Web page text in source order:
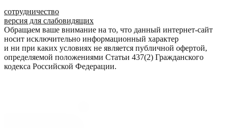
сотрудничество
версия для слабовидящих
Обращаем ваше внимание на то, что данный интернет-сайт
носит исключительно информационный характер
и ни при каких условиях не является публичной офертой,
определяемой положениями Статьи 437(2) Гражданского
кодекса Российской Федерации.